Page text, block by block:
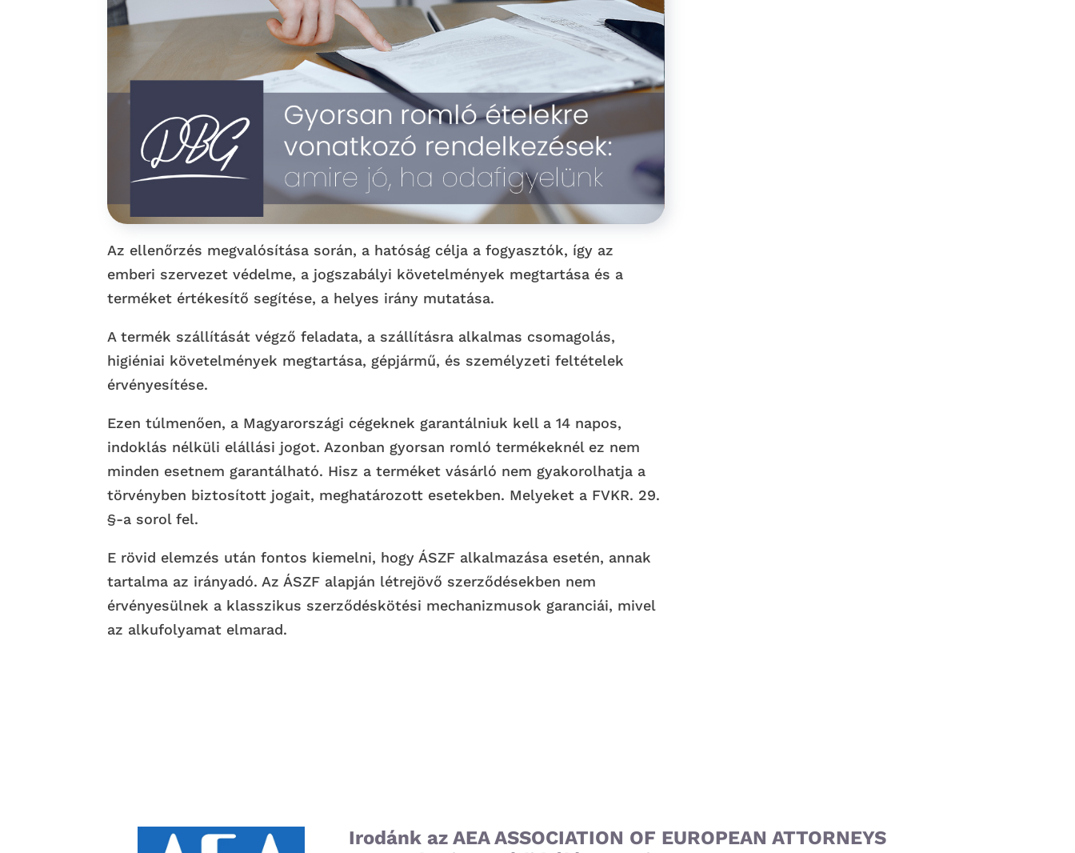
Az ellenőrzés megvalósítása során, a hatóság célja a fogyasztók, így az
emberi szervezet védelme, a jogszabályi követelmények megtartása és a
terméket értékesítő segítése, a helyes irány mutatása.
A termék szállítását végző feladata, a szállításra alkalmas csomagolás,
higiéniai követelmények megtartása, gépjármű, és személyzeti feltételek
érvényesítése.
Ezen túlmenően, a Magyarországi cégeknek garantálniuk kell a 14 napos,
indoklás nélküli elállási jogot. Azonban gyorsan romló termékeknél ez nem
minden esetnem garantálható. Hisz a terméket vásárló nem gyakorolhatja a
törvényben biztosított jogait, meghatározott esetekben. Melyeket a FVKR. 29.
§-a sorol fel.
E rövid elemzés után fontos kiemelni, hogy ÁSZF alkalmazása esetén, annak
tartalma az irányadó. Az ÁSZF alapján létrejövő szerződésekben nem
érvényesülnek a klasszikus szerződéskötési mechanizmusok garanciái, mivel
az alkufolyamat elmarad.
Irodánk az AEA ASSOCIATION OF EUROPEAN ATTORNEYS